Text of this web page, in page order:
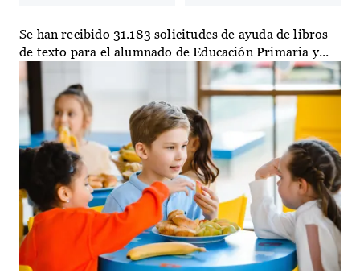
Se han recibido 31.183 solicitudes de ayuda de libros
de texto para el alumnado de Educación Primaria y...